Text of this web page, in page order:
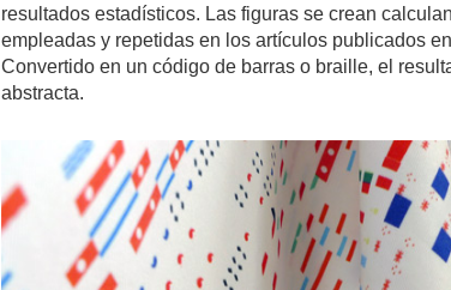
resultados estadísticos. Las figuras se crean
empleadas y repetidas en los artículos publicados
Convertido en un código de barras o braille, el
abstracta.